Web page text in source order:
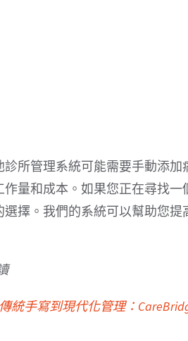
診所管理系統可能需要手動添
量和成本。如果您正在尋找
選擇。我們的系統可以幫助您
統手寫到現代化管理：